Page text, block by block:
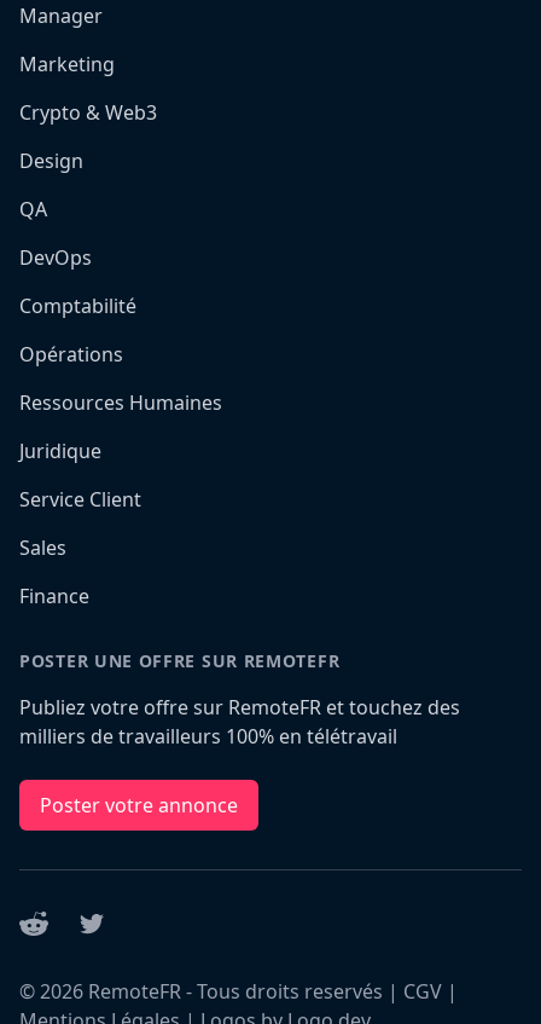
Manager
Marketing
Crypto & Web3
Design
QA
DevOps
Comptabilité
Opérations
Ressources Humaines
Juridique
Service Client
Sales
Finance
POSTER UNE OFFRE SUR REMOTEFR
Publiez votre offre sur RemoteFR et touchez des
milliers de travailleurs 100% en télétravail
Poster votre annonce
Reddit Twitter
©2026 RemoteFR - Tous droits reservés | CGV |